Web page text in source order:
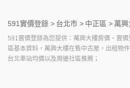
591實價登錄 > 台北市 > 中正區 > 萬
591實價登錄為您提供：萬興大樓房價、實
區基本資料，萬興大樓在售中古屋，出租物
台北車站均價以及周邊社區推薦；